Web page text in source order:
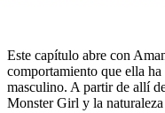
Este capítulo abre con
comportamiento que ella
masculino. A partir de allí
Monster Girl y la